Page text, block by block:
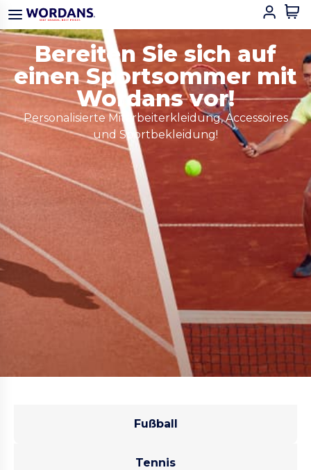
Bereiten Sie sich auf
einen Sportsommer mit
Wordans vor!
Personalisierte Mitarbeiterkleidung, Accessoires
und Sportbekleidung!
Fußball
Tennis